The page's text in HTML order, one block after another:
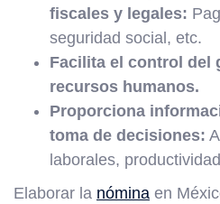
fiscales y legales:
seguridad social, etc.
Facilita el control del
recursos humanos.
Proporciona
toma de decisiones:
laborales,
Elaborar la nómina en